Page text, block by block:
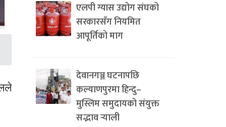
एलपी ग्यास उद्योग संघको
सरकारसँग नियमित
आपूर्तिको माग
देवानगञ्ज घटनापछि
कल्याणपुरमा हिन्दु–
मुस्लिम समुदायको संयुक्त
सद्भाव र्‍याली